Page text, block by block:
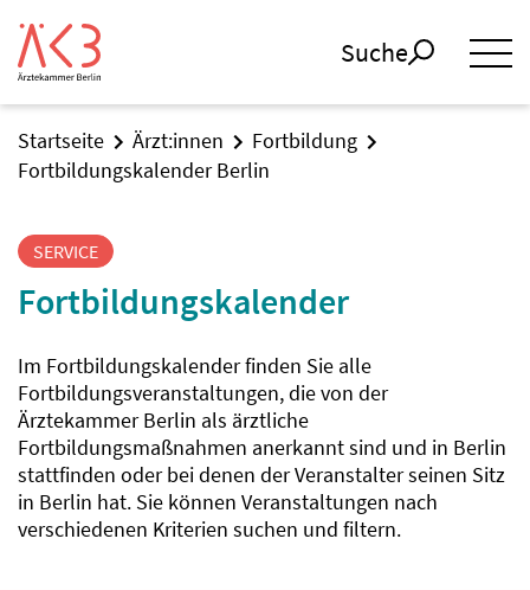
Suche
Startseite Ärzt:innen
Fortbildung
Fortbildungskalender Berlin
SERVICE
Fortbildungskalender
Im Fortbildungskalender finden Sie alle
Fortbildungsveranstaltungen, die von der
Ärztekammer Berlin als ärztliche
Fortbildungsmaßnahmen anerkannt sind und in Berlin
stattfinden oder bei denen der Veranstalter seinen Sitz
in Berlin hat. Sie können Veranstaltungen nach
verschiedenen Kriterien suchen und filtern.